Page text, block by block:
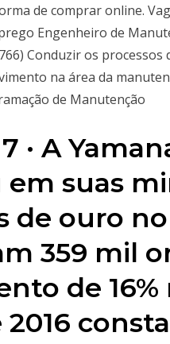
de comprar online.
Engenheiro de
Conduzir os
na área da
de Manutenção
· A
suas
de ouro
359 mil
de
2016